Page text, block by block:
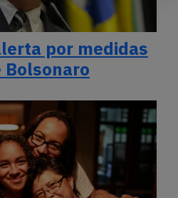
por medidas
Bolsonaro